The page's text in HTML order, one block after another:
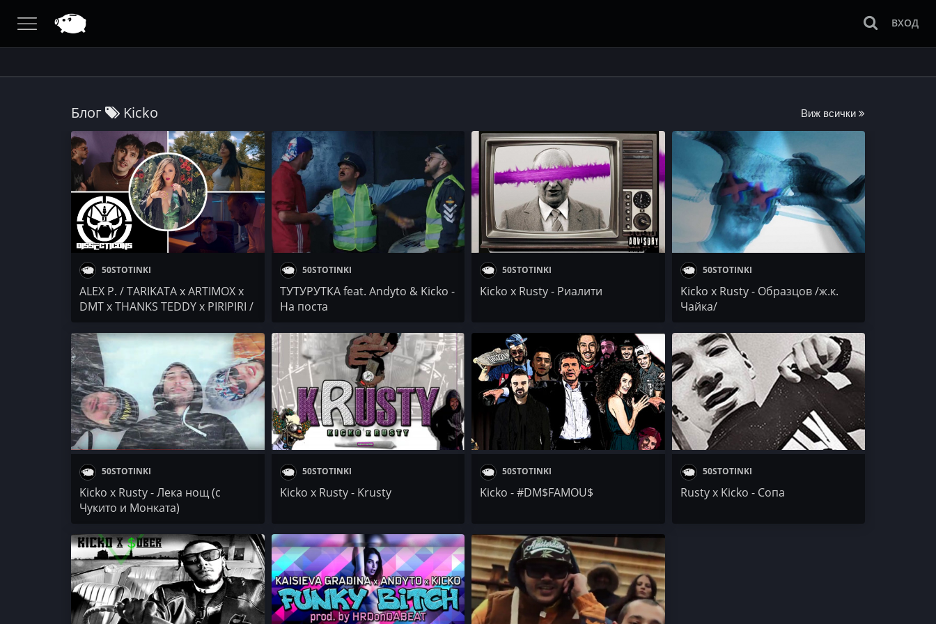
ВХОД
Блог Kicko Виж всички
50STOTINKI
ALEX P. / TARIKATA x ARTIMOX x
DMT x THANKS TEDDY x PIRIPIRI /
GALINA x SAMI / Dissecticons /
FAULEN / Muden & Gnoma
50STOTINKI
ТУТУРУТКА feat. Andyto & Kicko -
На поста
50STOTINKI
Kicko x Rusty - Риалити
50STOTINKI
Kicko x Rusty - Образцов /ж.к.
Чайка/
50STOTINKI
Kicko x Rusty - Лека нощ (с
Чукито и Монката)
50STOTINKI
Kicko x Rusty - Krusty
50STOTINKI
Kicko - #DM$FAMOU$
50STOTINKI
Rusty x Kicko - Сопа